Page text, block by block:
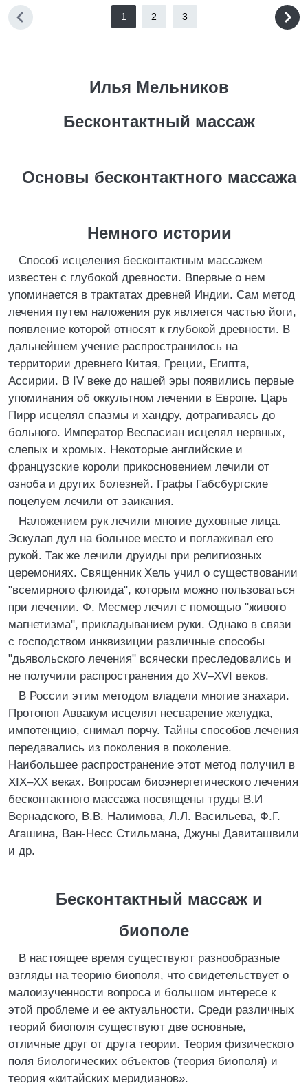
1 2 3
Илья Мельников
Бесконтактный массаж
Основы бесконтактного массажа
Немного истории
Способ исцеления бесконтактным массажем
известен с глубокой древности. Впервые о нем
упоминается в трактатах древней Индии. Сам метод
лечения путем наложения рук является частью йоги,
появление которой относят к глубокой древности. В
дальнейшем учение распространилось на
территории древнего Китая, Греции, Египта,
Ассирии. В IV веке до нашей эры появились первые
упоминания об оккультном лечении в Европе. Царь
Пирр исцелял спазмы и хандру, дотрагиваясь до
больного. Император Веспасиан исцелял нервных,
слепых и хромых. Некоторые английские и
французские короли прикосновением лечили от
озноба и других болезней. Графы Габсбургские
поцелуем лечили от заикания.
Наложением рук лечили многие духовные лица.
Эскулап дул на больное место и поглаживал его
рукой. Так же лечили друиды при религиозных
церемониях. Священник Хель учил о существовании
"всемирного флюида", которым можно пользоваться
при лечении. Ф. Месмер лечил с помощью "живого
магнетизма", прикладыванием руки. Однако в связи
с господством инквизиции различные способы
"дьявольского лечения" всячески преследовались и
не получили распространения до XV–XVI веков.
В России этим методом владели многие знахари.
Протопоп Аввакум исцелял несварение желудка,
импотенцию, снимал порчу. Тайны способов лечения
передавались из поколения в поколение.
Наибольшее распространение этот метод получил в
XIX–XX веках. Вопросам биоэнергетического лечения
бесконтактного массажа посвящены труды В.И
Вернадского, В.В. Налимова, Л.Л. Васильева, Ф.Г.
Агашина, Ван-Несс Стильмана, Джуны Давиташвили
и др.
Бесконтактный массаж и
биополе
В настоящее время существуют разнообразные
взгляды на теорию биополя, что свидетельствует о
малоизученности вопроса и большом интересе к
этой проблеме и ее актуальности. Среди различных
теорий биополя существуют две основные,
отличные друг от друга теории. Теория физического
поля биологических объектов (теория биополя) и
теория «китайских меридианов».